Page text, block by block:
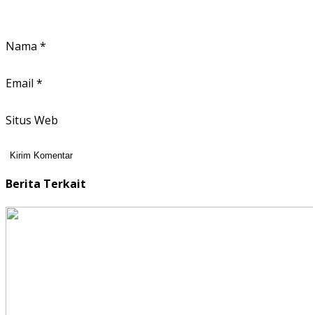
Nama *
Email *
Situs Web
Berita Terkait